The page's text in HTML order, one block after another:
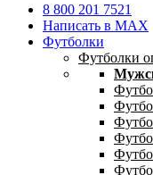
8 800 201 7521
Написать в MAX
Футболки
Футболки